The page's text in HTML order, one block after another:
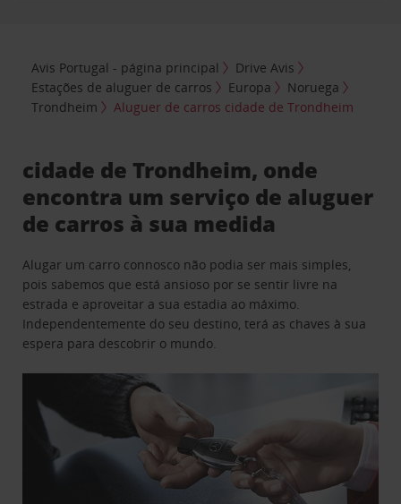
Avis Portugal - página principal
Drive Avis
Estações de aluguer de carros
Europa
Noruega
Trondheim
Aluguer de carros cidade de Trondheim
cidade de Trondheim, onde
encontra um serviço de aluguer
de carros à sua medida
Alugar um carro connosco não podia ser mais simples,
pois sabemos que está ansioso por se sentir livre na
estrada e aproveitar a sua estadia ao máximo.
Independentemente do seu destino, terá as chaves à sua
espera para descobrir o mundo.